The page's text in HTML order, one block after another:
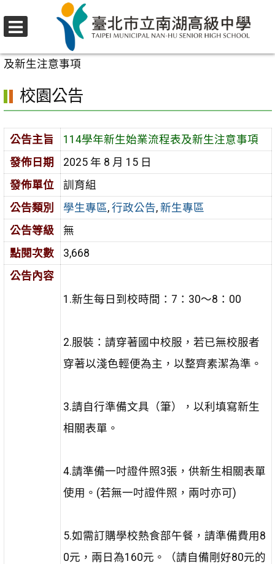
至
要
區
校園公告
及新生注意事項
校園公告
公告主旨
114學年新生始業流程表及新生注意事項
發佈日期
2025 年 8 月 15 日
發佈單位
訓育組
公告類別
學生專區, 行政公告, 新生專區
公告等級
無
點閱次數
3,668
公告內容
1.新生每日到校時間：7：30〜8：00
2.服裝：請穿著國中校服，若已無校服者
穿著以淺色輕便為主，以整齊素潔為準。
3.請自行準備文具（筆），以利填寫新生
相關表單。
4.請準備一吋證件照3張，供新生相關表單
使用。(若無一吋證件照，兩吋亦可)
5.如需訂購學校熱食部午餐，請準備費用8
0元，兩日為160元。（請自備剛好80元的
選
單